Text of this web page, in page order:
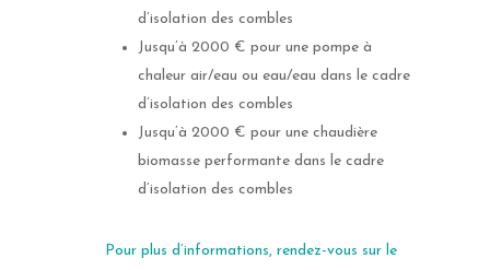
d’isolation des combles
Jusqu’à 2000 € pour une pompe à
chaleur air/eau ou eau/eau dans le cadre
d’isolation des combles
Jusqu’à 2000 € pour une chaudière
biomasse performante dans le cadre
d’isolation des combles
Pour plus d’informations, rendez-vous sur le
Fenêtre
Fenêtre PVC
Portail coulissant